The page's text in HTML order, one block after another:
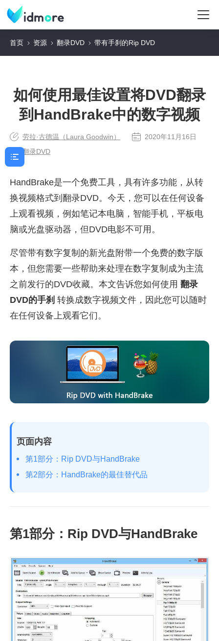
首页 资源 翻录DVD 带有手刹的Rip DVD
如何使用最佳设置将DVD翻录
到HandBrake中的数字视频
劳拉·古德温（Laura Goodwin）
2020年11月16日
翻录DVD
HandBrake是一个免费工具，具有许多功能，从转
换视频格式到翻录DVD。今天，您可以在任何设备
上观看视频，例如笔记本电脑，智能手机，平板电
脑或光盘驱动器，但DVD电影不可用。
尽管带有数字复制的新光盘附带一个免费的数字版
本，但您需要一些帮助来处理在数字复制成为主流
之前发行的DVD收藏。本文告诉您如何使用 翻录
DVD的手刹 转换成数字视频文件，因此您可以随时
在任何设备上观看它们。
页面内容
第1部分：Rip DVD与HandBrake
第2部分：HandBrake的最佳替代品
第1部分：Rip DVD与HandBrake